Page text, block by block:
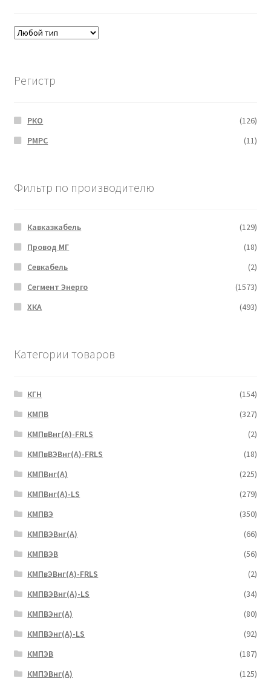
Регистр
РКО
(126)
РМРС
(11)
Фильтр по производителю
Кавказкабель
(129)
Провод МГ
(18)
Севкабель
(2)
Сегмент Энерго
(1573)
ХКА
(493)
Категории товаров
КГН
(154)
КМПВ
(327)
КМПвВнг(А)-FRLS
(2)
КМПвВЭВнг(А)-FRLS
(18)
КМПВнг(А)
(225)
КМПВнг(А)-LS
(279)
КМПВЭ
(350)
КМПВЭBнг(А)
(66)
КМПВЭВ
(56)
КМПвЭВнг(А)-FRLS
(2)
КМПВЭВнг(А)-LS
(34)
КМПВЭнг(А)
(80)
КМПВЭнг(А)-LS
(92)
КМПЭВ
(187)
КМПЭВнг(А)
(125)